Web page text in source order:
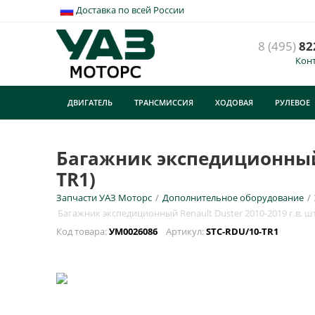
Доставка по всей России
8 (495)
ДВИГАТЕЛЬ ТРАНСМИССИЯ ХОДОВАЯ РУЛЕВОЕ
Багажник
TR1)
Запчасти УАЗ Моторс / Дополнительное оборудование /
Багажник экспедиционный Renault Duster 2010-2019 г.в.
Код товара:УМ0026086 Артикул:STC-RDU/10-TR1